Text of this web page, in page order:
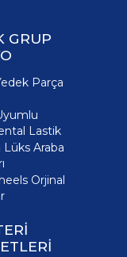
GRUP
Parça
Lastik
Lüks Araba
Orjinal